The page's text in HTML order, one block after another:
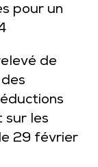
pour un
de
sur les
29 février